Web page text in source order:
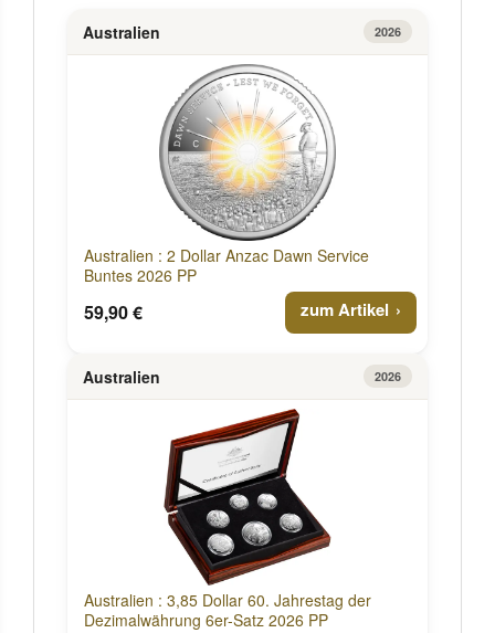
Australien 2026
Australien : 2 Dollar Anzac Dawn Service
Buntes 2026 PP
59,90 € zum Artikel
Australien 2026
Australien : 3,85 Dollar 60. Jahrestag der
Dezimalwährung 6er-Satz 2026 PP